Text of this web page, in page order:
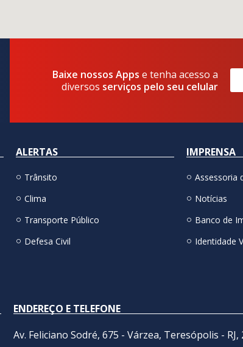
Baixe nossos Appse tenha acesso a
diversos serviços pelo seu celular
ALERTAS
Trânsito
Clima
Transporte Público
Defesa Civil
IMPRENSA
Assessoria
Notícias
Banco de
Identidade
ENDEREÇO E TELEFONE
Av. Feliciano Sodré, 675 - Várzea, Teresópolis - RJ,